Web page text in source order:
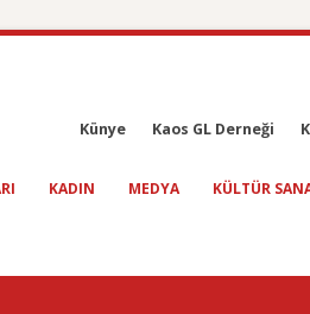
Künye Kaos GL Derneği
KADIN MEDYA KÜLTÜR